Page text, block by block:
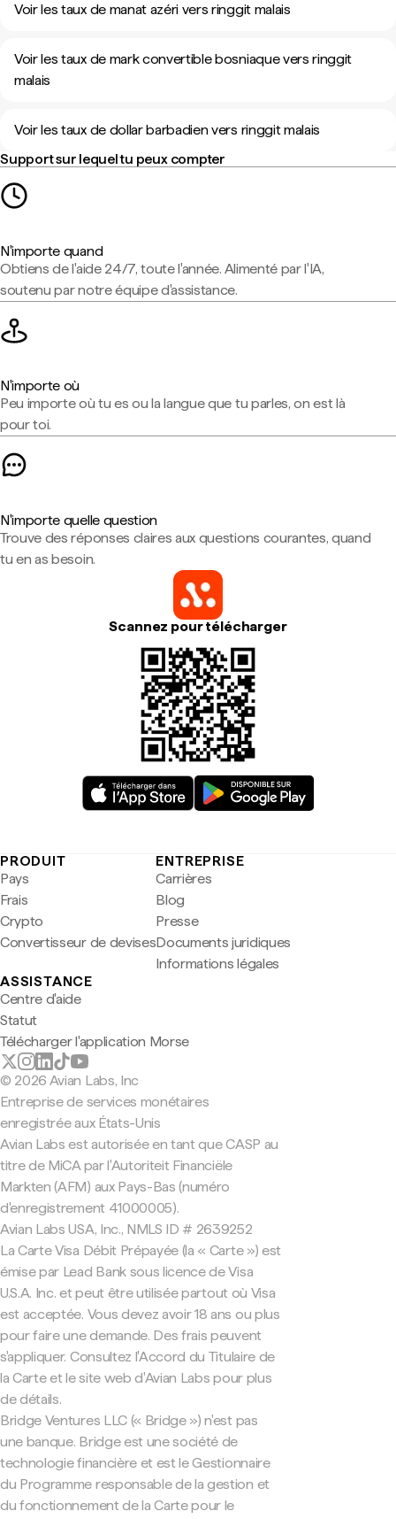
Voir les taux de manat azéri vers ringgit malais
Voir les taux de mark convertible bosniaque vers ringgit
malais
Voir les taux de dollar barbadien vers ringgit malais
Support sur lequel tu peux compter
N'importe quand
Obtiens de l'aide 24/7, toute l'année. Alimenté par l'IA,
soutenu par notre équipe d'assistance.
N'importe où
Peu importe où tu es ou la langue que tu parles, on est là
pour toi.
N'importe quelle question
Trouve des réponses claires aux questions courantes, quand
tu en as besoin.
Scannez pour télécharger
PRODUIT
Pays
Frais
Crypto
Convertisseur de devises
ENTREPRISE
Carrières
Blog
Presse
Documents juridiques
Informations légales
ASSISTANCE
Centre d'aide
Statut
Télécharger l'application Morse
© 2026 Avian Labs, Inc
Entreprise de services monétaires
enregistrée aux États-Unis
Avian Labs est autorisée en tant que CASP au
titre de MiCA par l'Autoriteit Financiële
Markten (AFM) aux Pays-Bas (numéro
d'enregistrement 41000005).
Avian Labs USA, Inc., NMLS ID # 2639252
La Carte Visa Débit Prépayée (la « Carte ») est
émise par Lead Bank sous licence de Visa
U.S.A. Inc. et peut être utilisée partout où Visa
est acceptée. Vous devez avoir 18 ans ou plus
pour faire une demande. Des frais peuvent
s'appliquer. Consultez l'Accord du Titulaire de
la Carte et le site web d'Avian Labs pour plus
de détails.
Bridge Ventures LLC (« Bridge ») n'est pas
une banque. Bridge est une société de
technologie financière et est le Gestionnaire
du Programme responsable de la gestion et
du fonctionnement de la Carte pour le